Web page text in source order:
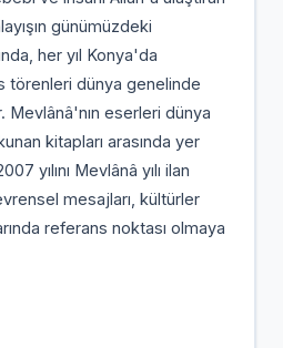
günümüzdeki
her yıl Konya'da
törenleri dünya genelinde
eserleri dünya
kitapları arasında yer
yılını Mevlânâ yılı ilan
mesajları, kültürler
referans noktası olmaya